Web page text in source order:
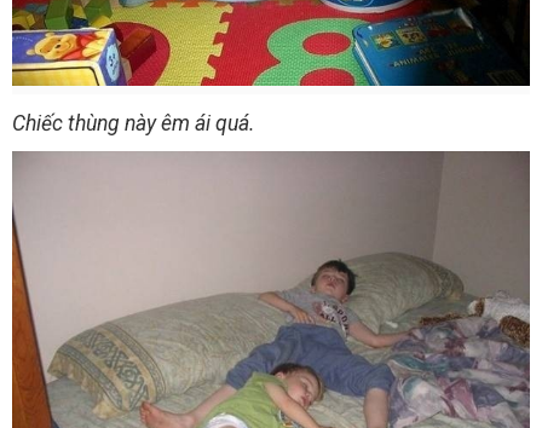
Chiếc thùng này êm ái quá.